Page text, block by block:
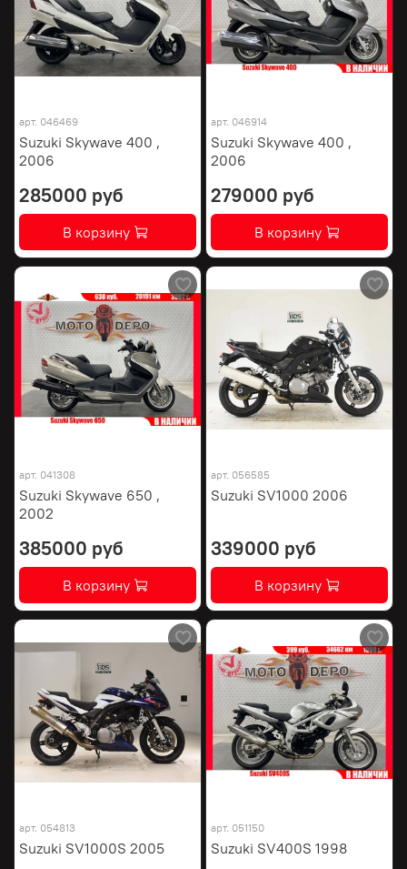
арт. 046469
Suzuki Skywave 400 ,
2006
285000 руб
В корзину
арт. 046914
Suzuki Skywave 400 ,
2006
279000 руб
В корзину
арт. 041308
Suzuki Skywave 650 ,
2002
385000 руб
В корзину
арт. 056585
Suzuki SV1000 2006
339000 руб
В корзину
арт. 054813
Suzuki SV1000S 2005
арт. 051150
Suzuki SV400S 1998